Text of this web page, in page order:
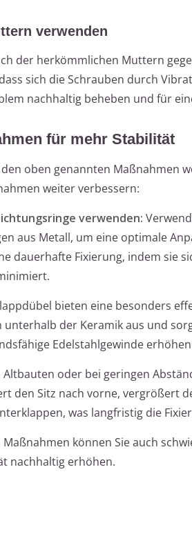
verwenden
der herkömmlichen Muttern
sich die Schrauben durch
nachhaltig beheben und für
für mehr Stabilität
oben genannten Maßnahmen
weiter verbessern:
verwenden:
aus Metall, um eine optimale
dauerhafte Fixierung, indem sie
bieten eine besonders
unterhalb der Keramik aus und
Edelstahlgewinde
Altbauten oder bei geringen
den Sitz nach vorne, vergrößert
was langfristig die
können Sie auch
nachhaltig erhöhen.